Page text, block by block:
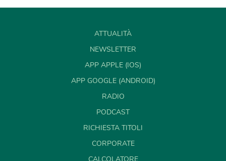
ATTUALITÀ
NEWSLETTER
APP APPLE (IOS)
APP GOOGLE (ANDROID)
RADIO
PODCAST
RICHIESTA TITOLI
CORPORATE